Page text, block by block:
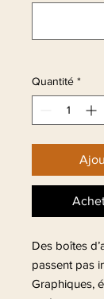
Quantité *
Des boîtes
passent pas
Graphiques,